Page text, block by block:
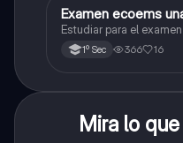
Español
Examen ecoems
Estudiar para el
1º Sec 366 16
Mira lo